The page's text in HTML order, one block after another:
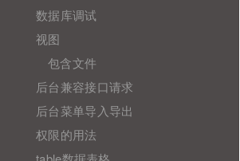
数据库调试
视图
包含文件
后台兼容接口请求
后台菜单导入导出
权限的用法